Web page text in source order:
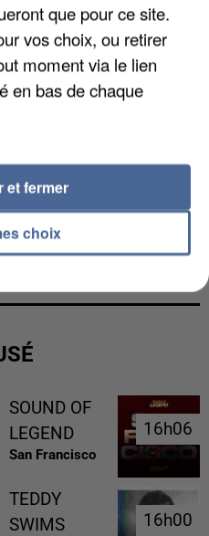
CLIENTS DÉROBÉES À
SOUND OF
LEGEND
San Francisco
16h06
16h06
TEDDY
SWIMS
16h00
16h00
que pour ce site.
vos choix, ou retirer
moment via le lien
en bas de chaque
choix
et fermer